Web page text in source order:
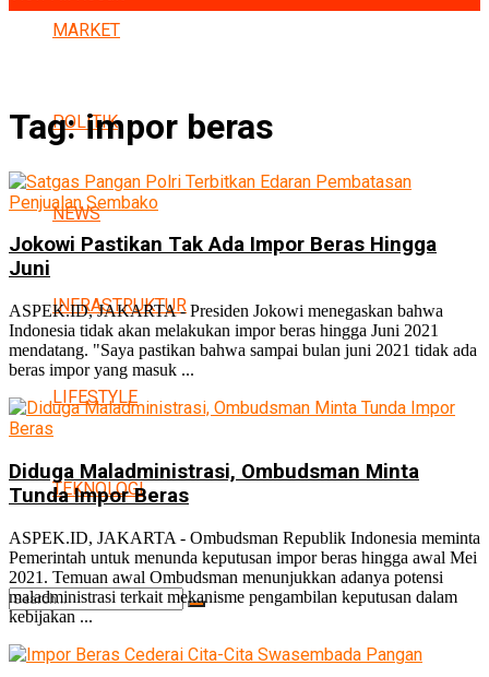
MARKET
POLITIK
NEWS
INFRASTRUKTUR
LIFESTYLE
TEKNOLOGI
Tag:impor beras
Jokowi Pastikan Tak Ada Impor Beras Hingga
Juni
ASPEK.ID, JAKARTA - Presiden Jokowi menegaskan bahwa
Indonesia tidak akan melakukan impor beras hingga Juni 2021
mendatang. "Saya pastikan bahwa sampai bulan juni 2021 tidak ada
beras impor yang masuk ...
Diduga Maladministrasi, Ombudsman Minta
Tunda Impor Beras
ASPEK.ID, JAKARTA - Ombudsman Republik Indonesia meminta
Pemerintah untuk menunda keputusan impor beras hingga awal Mei
2021. Temuan awal Ombudsman menunjukkan adanya potensi
maladministrasi terkait mekanisme pengambilan keputusan dalam
kebijakan ...